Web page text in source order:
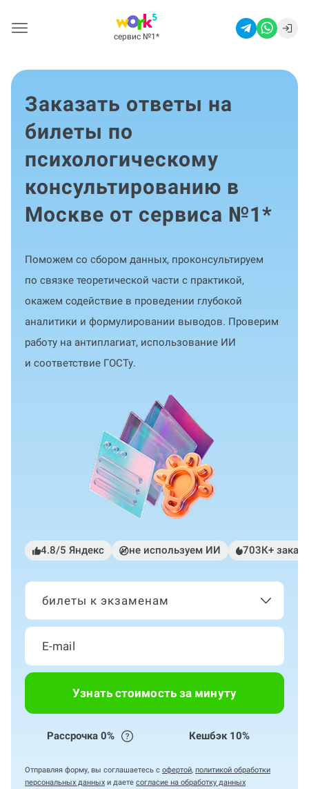
сервис №1 *
Заказать ответы на
билеты по
психологическому
консультированию в
Москве от сервиса №1*
Поможем со сбором данных, проконсультируем
по связке теоретической части с практикой,
окажем содействие в проведении глубокой
аналитики и формулировании выводов. Проверим
работу на антиплагиат, использование ИИ
и соответствие ГОСТу.
4.8/5 Яндекс не используем ИИ 703К+
билеты к экзаменам
Узнать стоимость за минуту
Рассрочка 0% Кешбэк 10%
Отправляя форму, вы соглашаетесь с офертой, политикой обработки
персональных данных и даете согласие на обработку данных